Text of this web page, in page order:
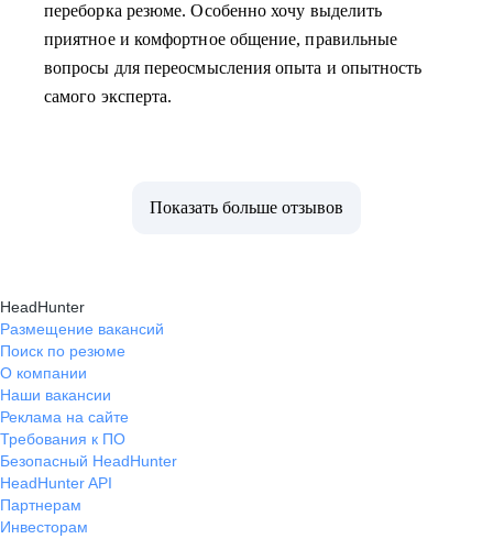
переборка резюме. Особенно хочу выделить
приятное и комфортное общение, правильные
вопросы для переосмысления опыта и опытность
самого эксперта.
Показать больше отзывов
HeadHunter
Размещение вакансий
Поиск по резюме
О компании
Наши вакансии
Реклама на сайте
Требования к ПО
Безопасный HeadHunter
HeadHunter API
Партнерам
Инвесторам